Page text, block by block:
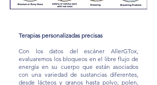
Terapias personalizadas precisas
Con los datos del escáner AllerGTox,
evaluaremos los bloqueos en el libre flujo de
energía en su cuerpo que están asociados
con una variedad de sustancias diferentes,
desde lácteos y granos hasta polvo, polen,